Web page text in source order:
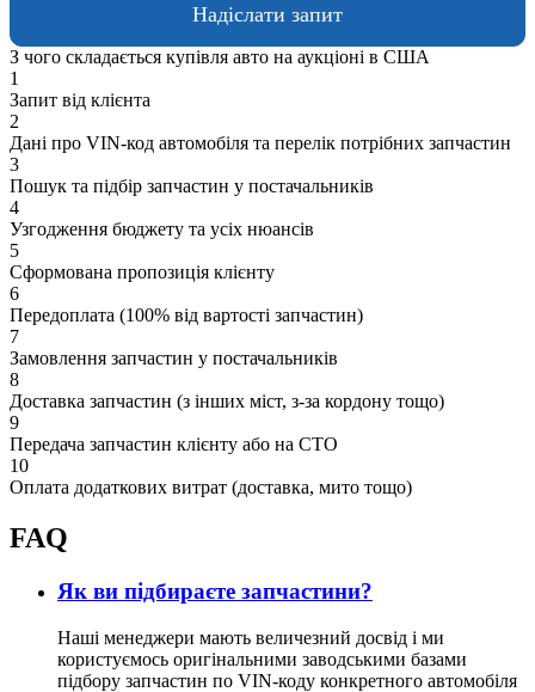
З чого складається купівля авто на аукціоні в США
1
Запит від клієнта
2
Дані про VIN-код автомобіля та перелік потрібних запчастин
3
Пошук та підбір запчастин у постачальників
4
Узгодження бюджету та усіх нюансів
5
Сформована пропозиція клієнту
6
Передоплата (100% від вартості запчастин)
7
Замовлення запчастин у постачальників
8
Доставка запчастин (з інших міст, з-за кордону тощо)
9
Передача запчастин клієнту або на СТО
10
Оплата додаткових витрат (доставка, мито тощо)
FAQ
Як ви підбираєте запчастини?
Наші менеджери мають величезний досвід і ми
користуємось оригінальними заводськими базами
підбору запчастин по VIN-коду конкретного автомобіля